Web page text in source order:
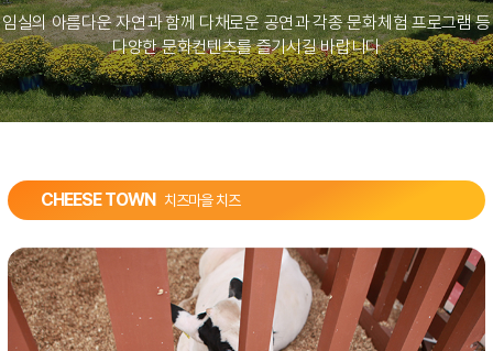
임실의 아름다운 자연과 함께 다채로운 공연과 각종 문화체험 프로그램 등
다양한 문화컨텐츠를 즐기시길 바랍니다
CHEESE TOWN 치즈마을 치즈